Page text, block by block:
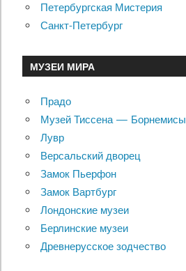
Петербургская Мистерия
Санкт-Петербург
МУЗЕИ МИРА
Прадо
Музей Тиссена — Борнемисы
Лувр
Версальский дворец
Замок Пьерфон
Замок Вартбург
Лондонские музеи
Берлинские музеи
Древнерусское зодчество